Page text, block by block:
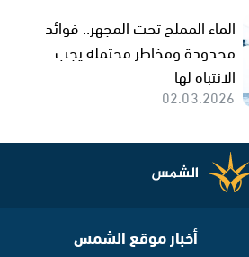
الماء المملح تحت المجهر.. فوائد
محدودة ومخاطر محتملة يجب
الانتباه لها
02.03.2026
أخبار موقع الشمس